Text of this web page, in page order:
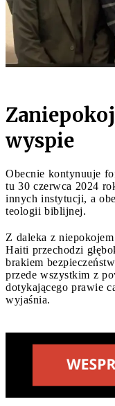
wyspie
Obecnie kontynuuje
tu 30 czerwca 2024
innych instytucji, a
teologii biblijnej.
Z daleka z
Haiti przechodzi
brakiem
przede wszystkim z
dotykającego prawie
wyjaśnia.